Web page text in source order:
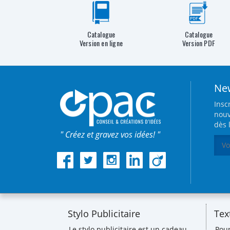
Catalogue
Version en ligne
Catalogue
Version PDF
" Créez et gravez vos idées! "
dès
Stylo Publicitaire